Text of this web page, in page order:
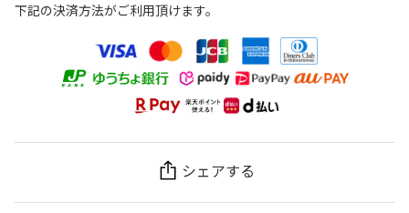
下記の決済方法がご利用頂けます。
シェアする